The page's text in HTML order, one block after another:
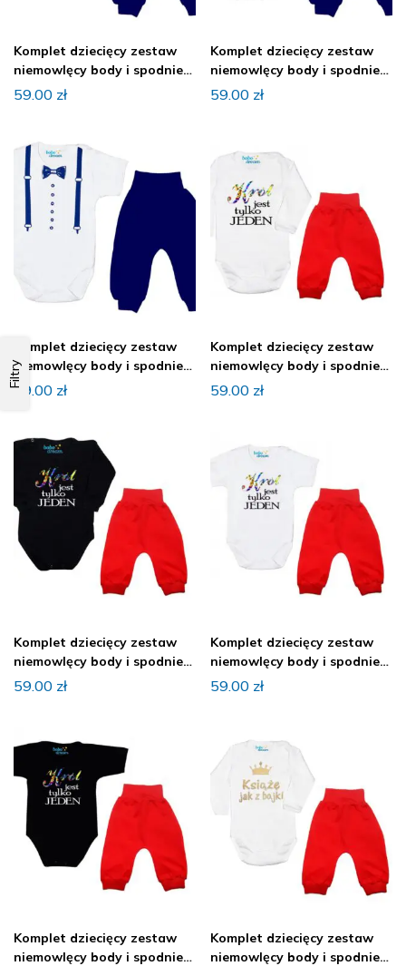
Filtry
Komplet dziecięcy zestaw
niemowlęcy body i spodnie
BUDZIK
59.00 zł
Komplet dziecięcy zestaw
niemowlęcy body i spodnie
ELEGANT
59.00 zł
Komplet dziecięcy zestaw
niemowlęcy body i spodnie
ELEGANT
59.00 zł
Komplet dziecięcy zestaw
niemowlęcy body i spodnie
KRÓL
59.00 zł
Komplet dziecięcy zestaw
niemowlęcy body i spodnie
KRÓL
59.00 zł
Komplet dziecięcy zestaw
niemowlęcy body i spodnie
KRÓL
59.00 zł
Komplet dziecięcy zestaw
niemowlęcy body i spodnie
Komplet dziecięcy zestaw
niemowlęcy body i spodnie